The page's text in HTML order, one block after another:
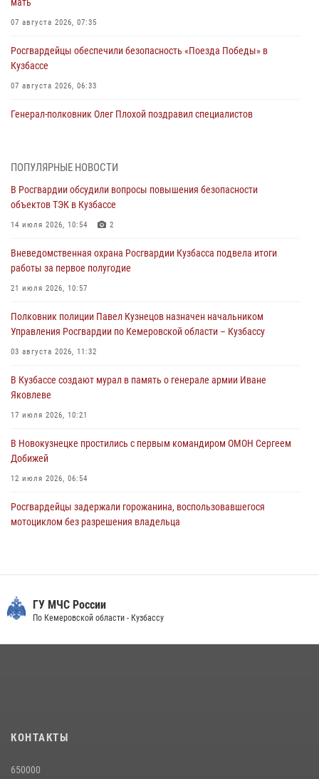
07 августа 2026, 07:35
Росгвардейцы обеспечили безопасность «Поезда Победы» в
Кузбассе
07 августа 2026, 06:33
Генерал-полковник Олег Плохой поздравил специалистов
07 августа 2026, 05:32
С 1 сентября 2026 года вступает в силу новый федеральный закон о
частной охранной деятельности
06 августа 2026, 10:19
Росгвардейцы задержали предполагаемого виновника причинения
ножевого ранения кемеровчанину
06 августа 2026, 09:18
Росгвардейцы задержали мужчину, повредившего имущество
горожанки
06 августа 2026, 08:17
Росгвардейцы пресекли противоправные действия и защитили
новокузнечанку от агрессивного знакомого
06 августа 2026, 07:16
ПОПУЛЯРНЫЕ НОВОСТИ
В Росгвардии обсудили вопросы повышения безопасности
объектов ТЭК в Кузбассе
14 июля 2026, 10:54 2
Вневедомственная охрана Росгвардии Кузбасса подвела итоги
работы за первое полугодие
21 июля 2026, 10:57
Полковник полиции Павел Кузнецов назначен начальником
Управления Росгвардии по Кемеровской области – Кузбассу
03 августа 2026, 11:32
В Кузбассе создают мурал в память о генерале армии Иване
Яковлеве
17 июля 2026, 10:21
В Новокузнецке простились с первым командиром ОМОН Сергеем
Добижей
12 июля 2026, 06:54
Росгвардейцы задержали горожанина, воспользовавшегося
мотоциклом без разрешения владельца
24 июля 2026, 10:35
20 июля 2026, 08:52
гипермаркета товары на 13 тысяч рублей (ВИДЕО)
ГУ МЧС России
По Кемеровской области - Кузбассу
КОНТАКТЫ
650000